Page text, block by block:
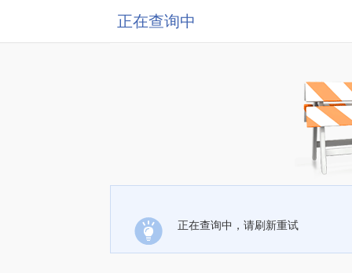
正在查询中
正在查询中，请刷新重试